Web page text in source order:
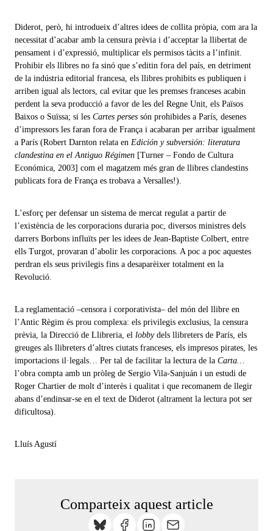
Diderot, però, hi introdueix d’altres idees de collita pròpia, com ara la
necessitat d’acabar amb la censura prèvia i d’acceptar la llibertat de
pensament i d’expressió, multiplicar els permisos tàcits a l’infinit.
Prohibir els llibres no fa sinó que s’editin fora del país, en detriment
de la indústria editorial francesa, els llibres prohibits es publiquen i
arriben igual als lectors, cal evitar que les premses franceses acabin
perdent la seva producció a favor de les del Regne Unit, els Països
Baixos o Suïssa; si les Cartes perses són prohibides a París, desenes
d’impressors les faran fora de França i acabaran per arribar igualment
a París (Robert Darnton relata en Edición y subversión: literatura
clandestina en el Antiguo Régimen [Turner – Fondo de Cultura
Económica, 2003] com el magatzem més gran de llibres clandestins
publicats fora de França es trobava a Versalles!).
L’esforç per defensar un sistema de mercat regulat a partir de
l’existència de les corporacions duraria poc, diversos ministres dels
darrers Borbons influïts per les idees de Jean-Baptiste Colbert, entre
ells Turgot, provaran d’abolir les corporacions. A poc a poc aquestes
perdran els seus privilegis fins a desaparèixer totalment en la
Revolució.
La reglamentació –censora i corporativista– del món del llibre en
l’Antic Règim és prou complexa: els privilegis exclusius, la censura
prèvia, la Direcció de Llibreria, el lobbydels llibreters de París, els
greuges als llibreters d’altres ciutats franceses, els impresos pirates, les
importacions il·legals… Per tal de facilitar la lectura de la Carta…
l’obra compta amb un pròleg de Sergio Vila-Sanjuán i un estudi de
Roger Chartier de molt d’interès i qualitat i que recomanem de llegir
abans d’endinsar-se en el text de Diderot (altrament la lectura pot ser
dificultosa).
Lluís Agustí
Comparteix aquest article